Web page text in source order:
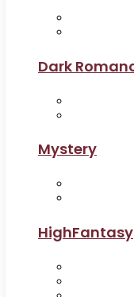
Dark
Mystery
HighFantasy